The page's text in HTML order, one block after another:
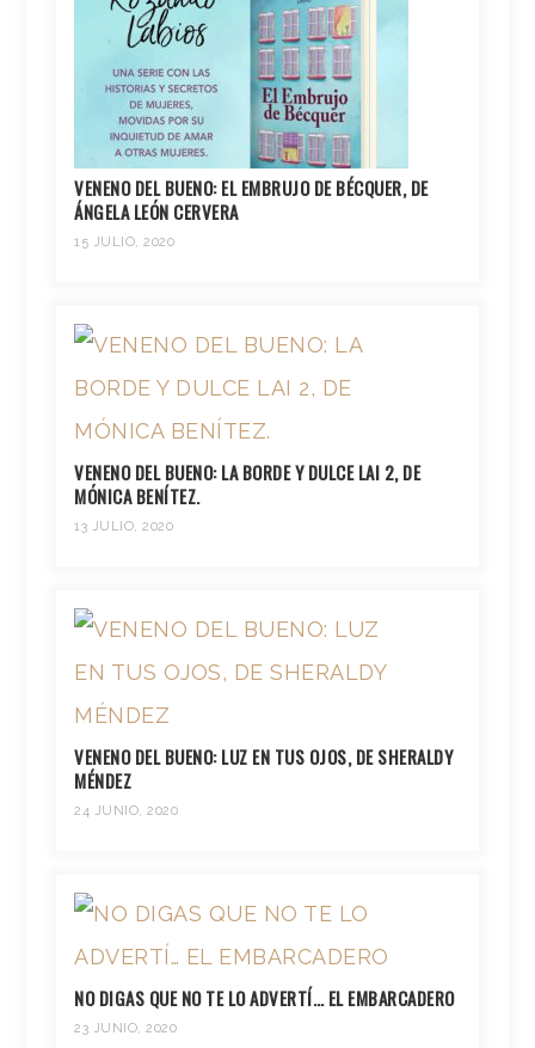
VENENO DEL BUENO: EL EMBRUJO DE BÉCQUER, DE
ÁNGELA LEÓN CERVERA
15 JULIO, 2020
VENENO DEL BUENO: LA BORDE Y DULCE LAI 2, DE
MÓNICA BENÍTEZ.
13 JULIO, 2020
VENENO DEL BUENO: LUZ EN TUS OJOS, DE SHERALDY
MÉNDEZ
24 JUNIO, 2020
NO DIGAS QUE NO TE LO ADVERTÍ… EL EMBARCADERO
23 JUNIO, 2020